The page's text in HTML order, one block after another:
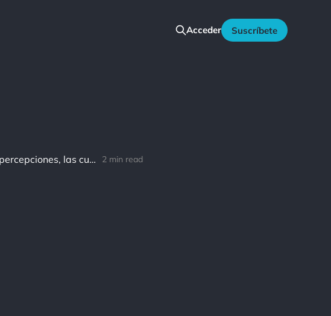
Acceder Suscríbete
Donna Quesada: Lo que podemos cambiar son nuestras percepciones, las cuales tienen el efecto de cambiar todo. 2 min read